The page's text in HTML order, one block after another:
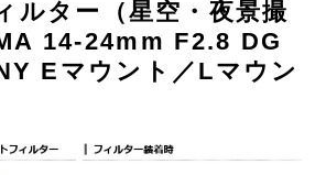
ルター（星空・夜景撮
14-24mm F2.8 DG
Eマウント／Lマウン